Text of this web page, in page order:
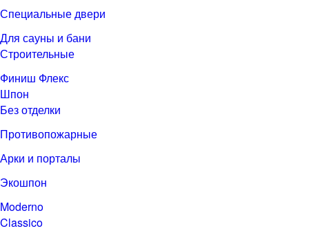
Специальные двери
Для сауны и бани
Строительные
Финиш Флекс
Шпон
Без отделки
Противопожарные
Арки и порталы
Экошпон
Moderno
Classico